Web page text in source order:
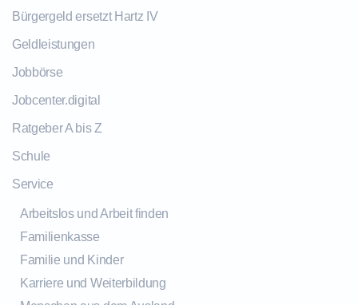
Bürgergeld ersetzt Hartz IV
Geldleistungen
Jobbörse
Jobcenter.digital
Ratgeber A bis Z
Schule
Service
Arbeitslos und Arbeit finden
Familienkasse
Familie und Kinder
Karriere und Weiterbildung